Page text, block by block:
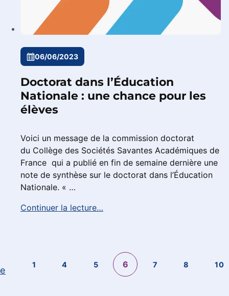
06/06/2023
Doctorat dans l’Éducation
Nationale : une chance pour les
élèves
Voici un message de la commission doctorat
du Collège des Sociétés Savantes Académiques de
France qui a publié en fin de semaine dernière une
note de synthèse sur le doctorat dans l’Éducation
Nationale. « …
Continuer la lecture…
1 4 5 6 7 8 10